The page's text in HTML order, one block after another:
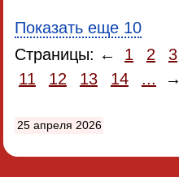
Показать еще 10
Страницы: ←
1 2 3
11
12 13 14 ... →
25 апреля 2026